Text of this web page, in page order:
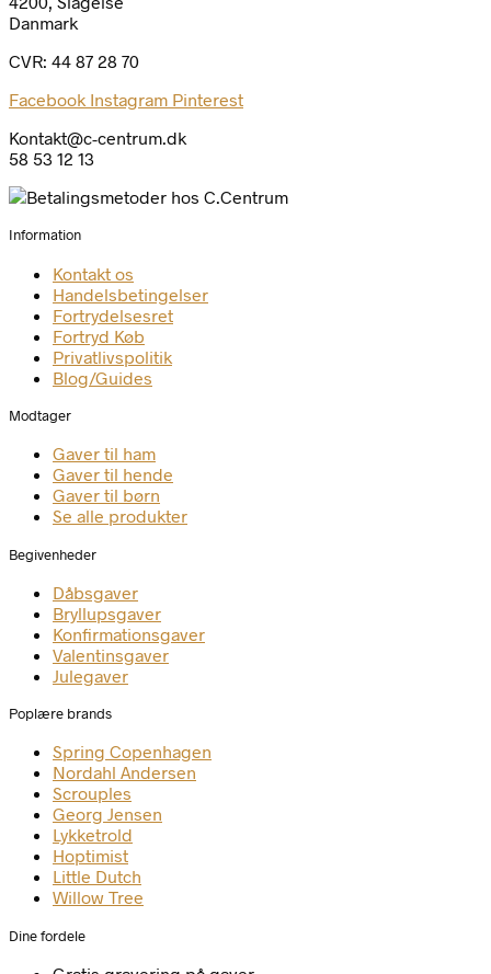
Danmark
CVR: 44 87 28 70
Facebook Instagram Pinterest
Kontakt@c-centrum.dk
58 53 12 13
Information
Kontakt os
Handelsbetingelser
Fortrydelsesret
Fortryd Køb
Privatlivspolitik
Blog/Guides
Modtager
Gaver til ham
Gaver til hende
Gaver til børn
Se alle produkter
Begivenheder
Dåbsgaver
Bryllupsgaver
Konfirmationsgaver
Valentinsgaver
Julegaver
Poplære brands
Spring Copenhagen
Nordahl Andersen
Scrouples
Georg Jensen
Lykketrold
Hoptimist
Little Dutch
Willow Tree
Dine fordele